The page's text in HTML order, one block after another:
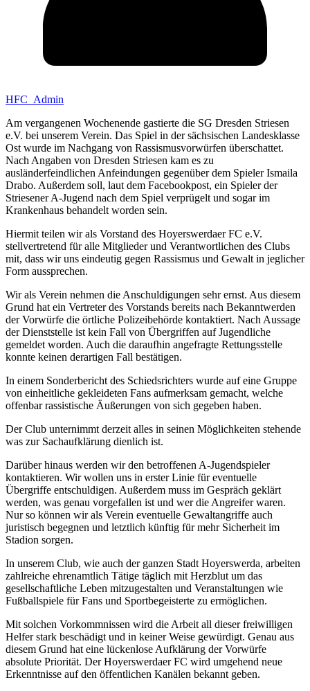
HFC_Admin
Am vergangenen Wochenende gastierte die SG Dresden Striesen
e.V. bei unserem Verein. Das Spiel in der sächsischen Landesklasse
Ost wurde im Nachgang von Rassismusvorwürfen überschattet.
Nach Angaben von Dresden Striesen kam es zu
ausländerfeindlichen Anfeindungen gegenüber dem Spieler Ismaila
Drabo. Außerdem soll, laut dem Facebookpost, ein Spieler der
Striesener A-Jugend nach dem Spiel verprügelt und sogar im
Krankenhaus behandelt worden sein.
Hiermit teilen wir als Vorstand des Hoyerswerdaer FC e.V.
stellvertretend für alle Mitglieder und Verantwortlichen des Clubs
mit, dass wir uns eindeutig gegen Rassismus und Gewalt in jeglicher
Form aussprechen.
Wir als Verein nehmen die Anschuldigungen sehr ernst. Aus diesem
Grund hat ein Vertreter des Vorstands bereits nach Bekanntwerden
der Vorwürfe die örtliche Polizeibehörde kontaktiert. Nach Aussage
der Dienststelle ist kein Fall von Übergriffen auf Jugendliche
gemeldet worden. Auch die daraufhin angefragte Rettungsstelle
konnte keinen derartigen Fall bestätigen.
In einem Sonderbericht des Schiedsrichters wurde auf eine Gruppe
von einheitliche gekleideten Fans aufmerksam gemacht, welche
offenbar rassistische Äußerungen von sich gegeben haben.
Der Club unternimmt derzeit alles in seinen Möglichkeiten stehende
was zur Sachaufklärung dienlich ist.
Darüber hinaus werden wir den betroffenen A-Jugendspieler
kontaktieren. Wir wollen uns in erster Linie für eventuelle
Übergriffe entschuldigen. Außerdem muss im Gespräch geklärt
werden, was genau vorgefallen ist und wer die Angreifer waren.
Nur so können wir als Verein eventuelle Gewaltangriffe auch
juristisch begegnen und letztlich künftig für mehr Sicherheit im
Stadion sorgen.
In unserem Club, wie auch der ganzen Stadt Hoyerswerda, arbeiten
zahlreiche ehrenamtlich Tätige täglich mit Herzblut um das
gesellschaftliche Leben mitzugestalten und Veranstaltungen wie
Fußballspiele für Fans und Sportbegeisterte zu ermöglichen.
Mit solchen Vorkommnissen wird die Arbeit all dieser freiwilligen
Helfer stark beschädigt und in keiner Weise gewürdigt. Genau aus
diesem Grund hat eine lückenlose Aufklärung der Vorwürfe
absolute Priorität. Der Hoyerswerdaer FC wird umgehend neue
Erkenntnisse auf den öffentlichen Kanälen bekannt geben.